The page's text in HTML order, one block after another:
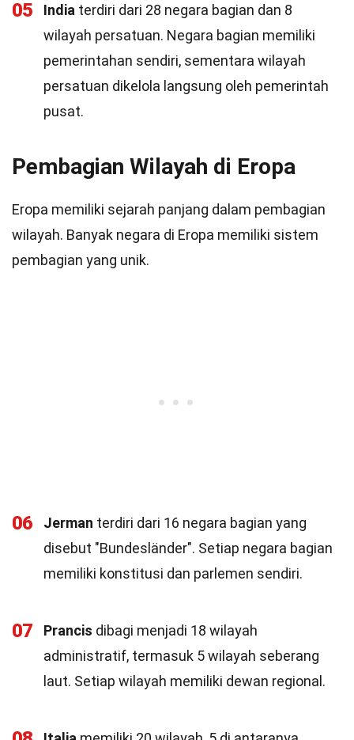
05 India terdiri dari 28 negara bagian dan 8
wilayah persatuan. Negara bagian memiliki
pemerintahan sendiri, sementara wilayah
persatuan dikelola langsung oleh pemerintah
pusat.
Pembagian Wilayah di Eropa
Eropa memiliki sejarah panjang dalam pembagian
wilayah. Banyak negara di Eropa memiliki sistem
pembagian yang unik.
06 Jerman terdiri dari 16 negara bagian yang
disebut "Bundesländer". Setiap negara bagian
memiliki konstitusi dan parlemen sendiri.
07 Prancis dibagi menjadi 18 wilayah
administratif, termasuk 5 wilayah seberang
laut. Setiap wilayah memiliki dewan regional.